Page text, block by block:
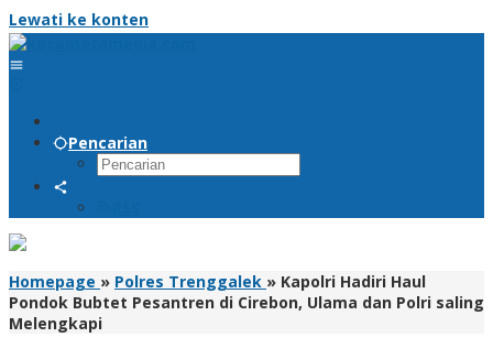
Lewati ke konten
Pencarian
Homepage » Polres Trenggalek » Kapolri Hadiri Haul
Pondok Bubtet Pesantren di Cirebon, Ulama dan Polri saling
Melengkapi